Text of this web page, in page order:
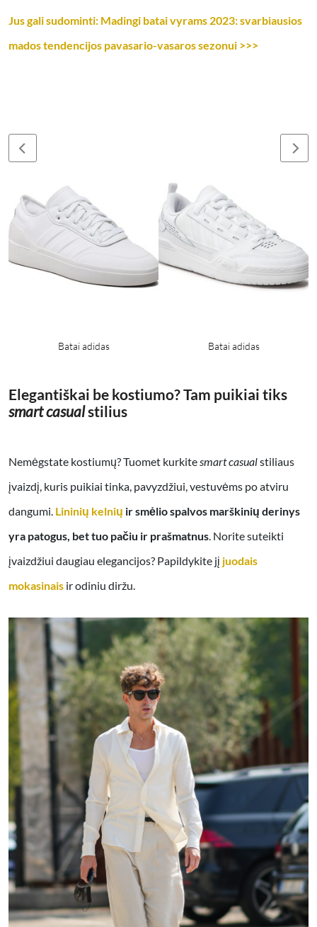
Jus gali sudominti: Madingi batai vyrams 2023: svarbiausios
mados tendencijos pavasario-vasaros sezonui >>>
Batai adidas Batai adidas
Elegantiškai be kostiumo? Tam puikiai tiks
smart casualstilius
Nemėgstate kostiumų? Tuomet kurkitesmart casualstiliaus
įvaizdį, kuris puikiai tinka, pavyzdžiui, vestuvėms po atviru
dangumi. Lininių kelnių ir smėlio spalvos marškinių derinys
yra patogus, bet tuo pačiu ir prašmatnus. Norite suteikti
įvaizdžiui daugiau elegancijos? Papildykite jį juodais
mokasinais ir odiniu diržu.